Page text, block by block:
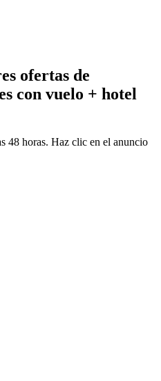
ofertas de
con vuelo + hotel
48 horas. Haz clic en el anuncio